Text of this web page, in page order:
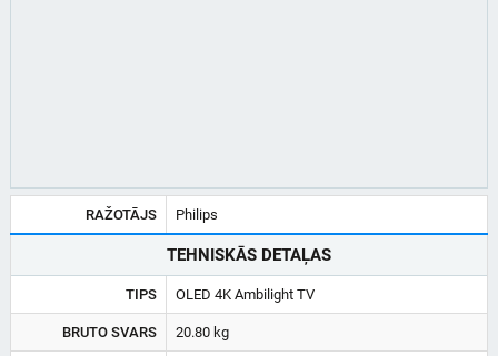
RAŽOTĀJS Philips
TEHNISKĀS DETAĻAS
TIPS OLED 4K Ambilight TV
BRUTO SVARS 20.80 kg